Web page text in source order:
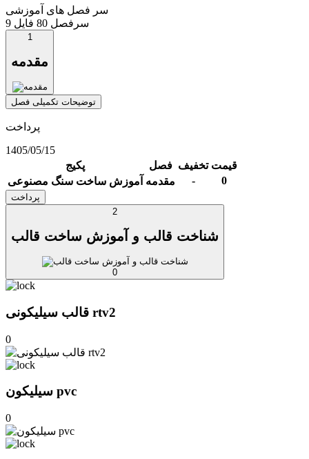
سر فصل های آموزشی
9 سرفصل 80 فایل
1
مقدمه
توضیحات تکمیلی فصل
پرداخت
1405/05/15
پکیج
فصل تخفیف قیمت
آموزش ساخت سنگ مصنوعی مقدمه - 0
پرداخت
2
شناخت قالب و آموزش ساخت قالب
0
قالب سیلیکونی rtv2
0
سیلیکون pvc
0